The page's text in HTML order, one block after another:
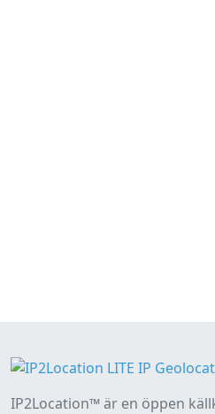
IP2Location™ är en öppen